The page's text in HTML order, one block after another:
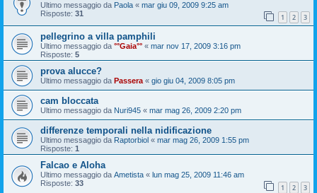
Ultimo messaggio da Paola « mar giu 09, 2009 9:25 am
Risposte: 31 1 2 3
pellegrino a villa pamphili
Ultimo messaggio da °°Gaia°° « mar nov 17, 2009 3:16 pm
Risposte: 5
prova alucce?
Ultimo messaggio da Passera « gio giu 04, 2009 8:05 pm
cam bloccata
Ultimo messaggio da Nuri945 « mar mag 26, 2009 2:20 pm
differenze temporali nella nidificazione
Ultimo messaggio da Raptorbiol « mar mag 26, 2009 1:55 pm
Risposte: 1
Falcao e Aloha
Ultimo messaggio da Ametista « lun mag 25, 2009 11:46 am
Risposte: 33 1 2 3